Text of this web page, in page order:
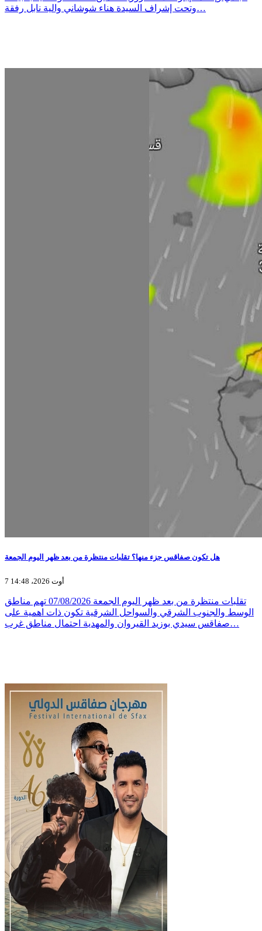
وتحت إشراف السيدة هناء شوشاني والية نابل رفقة…
هل تكون صفاقس جزء منها؟ تقلبات منتظرة من بعد ظهر اليوم الجمعة
7 أوت 2026، 14:48
تقلبات منتظرة من بعد ظهر اليوم الجمعة 07/08/2026 تهم مناطق
الوسط والجنوب الشرقي والسواحل الشرقية تكون ذات اهمية على
صفاقس سيدي بوزيد القيروان والمهدية احتمال مناطق غرب…